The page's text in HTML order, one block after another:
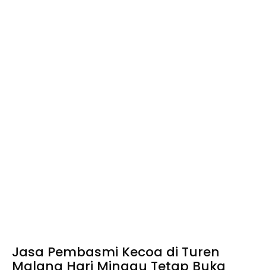
Jasa Pembasmi Kecoa di Turen
Malang Hari Minggu Tetap Buka